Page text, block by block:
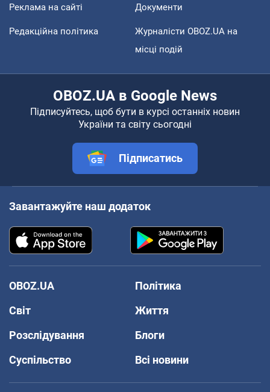
Реклама на сайті Документи
Редакційна політика
Журналісти OBOZ.UA на
місці подій
OBOZ.UA в Google News
Підписуйтесь, щоб бути в курсі останніх новин
України та світу сьогодні
Підписатись
Завантажуйте наш додаток
OBOZ.UA
Політика
Світ
Життя
Розслідування
Блоги
Суспільство
Всі новини